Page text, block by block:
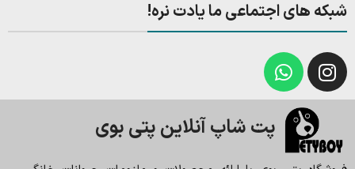
شبکه های اجتماعی ما یادت نره!
پت شاپ آنلاین پتی بوی